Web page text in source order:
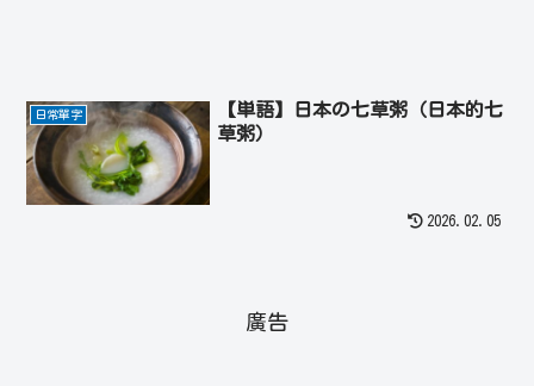
日常單字
【単語】日本の七草粥（日本的七
草粥）
2026.02.05
廣告